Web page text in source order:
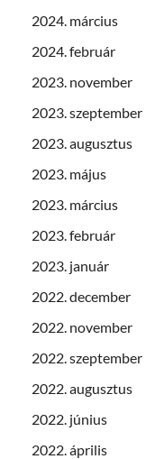
2024. március
2024. február
2023. november
2023. szeptember
2023. augusztus
2023. május
2023. március
2023. február
2023. január
2022. december
2022. november
2022. szeptember
2022. augusztus
2022. június
2022. április